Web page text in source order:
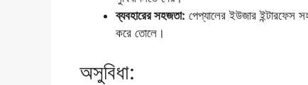
ব্যবহারের সহজতা: পেপ্যালের ইউজার ইন্টারফেস
করে তোলে।
অসুবিধা: